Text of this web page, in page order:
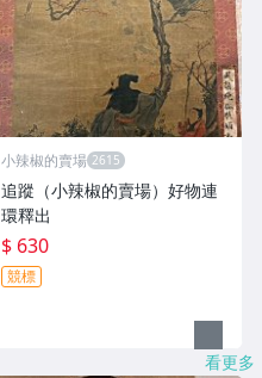
小辣椒的賣場
追蹤（小辣椒的賣場）好物連
環釋出
$ 630
競標
看更多